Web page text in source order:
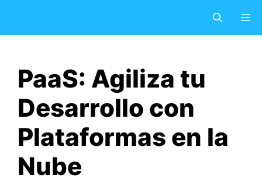
contenido
PaaS: Agiliza tu
Desarrollo con
Plataformas en la
Nube